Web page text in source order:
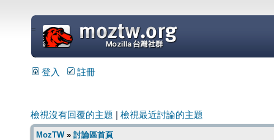
=
登入 註冊
檢視沒有回覆的主題 檢視最近討論的主題
MozTW» 討論區首頁